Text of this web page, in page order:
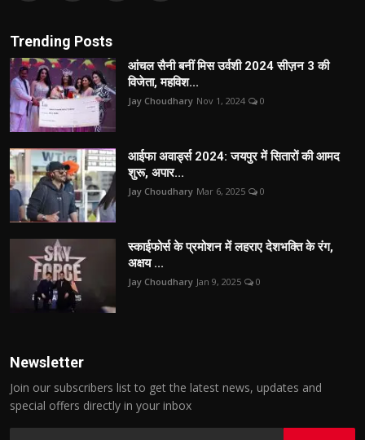
Trending Posts
आंचल सैनी बनीं मिस उर्वशी 2024 सीज़न 3 की
विजेता, महविश...
Jay Choudhary Nov 1, 2024 0
आईफा अवार्ड्स 2024: जयपुर में सितारों की आमद
शुरू, अपार...
Jay Choudhary Mar 6, 2025 0
स्काईफोर्स के प्रमोशन में लहराए देशभक्ति के रंग,
अक्षय ...
Jay Choudhary Jan 9, 2025 0
Newsletter
Join our subscribers list to get the latest news, updates and
special offers directly in your inbox